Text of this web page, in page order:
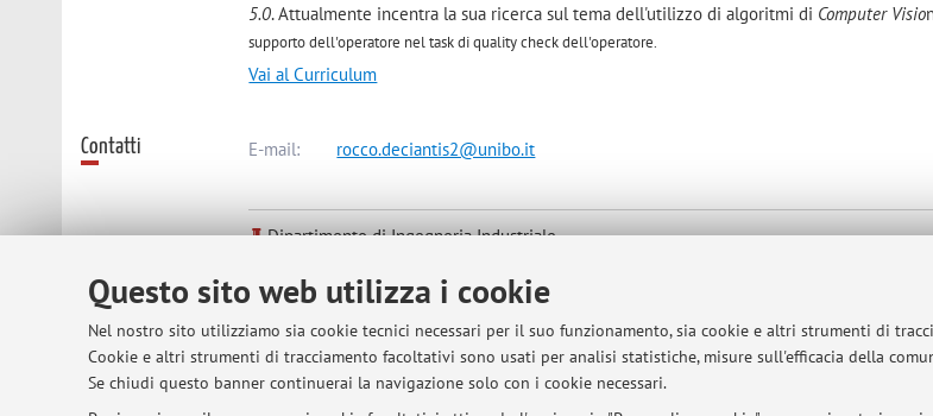
Questo sito web utilizza i cookie
Nel nostro sito utilizziamo sia cookie tecnici necessari per il suo funzionamento, sia cookie e altri strumenti di
Cookie e altri strumenti di tracciamento facoltativi sono usati per analisi statistiche, misure sull'efficacia della
Se chiudi questo banner continuerai la navigazione solo con i cookie necessari.
5.0. Attualmente incentra la sua ricerca sul tema dell'utilizzo di algoritmi di Computer Visio
supporto dell'operatore nel task di quality check dell'operatore.
Vai al Curriculum
Contatti E-mail: rocco.deciantis2@unibo.it
Dipartimento di Ingegneria Industriale
Risorse in rete